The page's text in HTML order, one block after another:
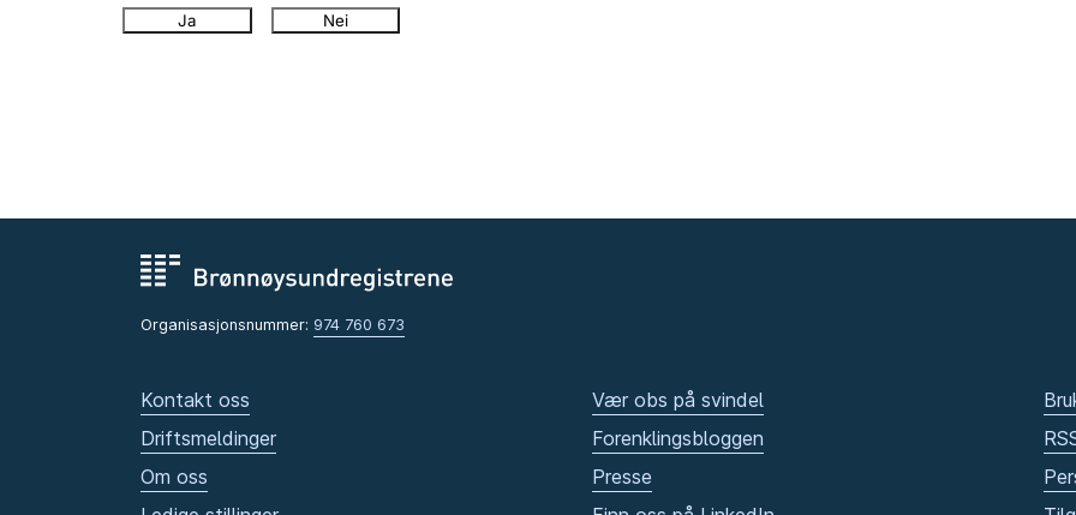
Ja Nei
Organisasjonsnummer: 974 760 673
Kontakt oss
Driftsmeldinger
Om oss
Vær obs på svindel
Forenklingsbloggen
Presse